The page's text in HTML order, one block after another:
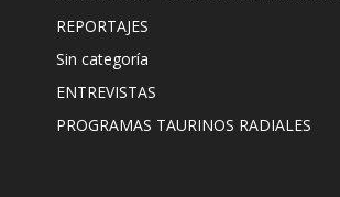
REPORTAJES
Sin categoría
ENTREVISTAS
PROGRAMAS TAURINOS RADIALES